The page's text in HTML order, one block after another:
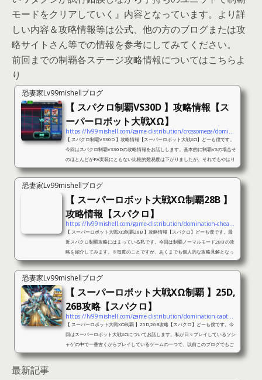
モードをクリアしていく』内容となっています。より詳
しい内容＆攻略情報等は公式、他の方のブログまたは攻
略サイトさん等での情報を参考にしてみてください。
前回までの制覇各ステージ攻略情報についてはこちらよ
り
恐妻家Lv99mishellブログ
【 スパクロ制覇VS30D 】攻略情報【ス
ーパーロボット大戦XΩ】
https://lv99mishell.com/game-distribution/crossomega/domination-vs30d-cheats
【 スパクロ制覇VS30D 】攻略情報【スーパーロボット大戦XΩ】どーも僕です。
今回はスパクロ制覇VS30Dの攻略情報をお話しします。基本的に制覇VSの場合そ
のほとんどがPA実装にともない比較的難易度は下がりましたが、それでもやはり
後半のステージはいまだクリアが厳しい状況となっていると言えると思います。
そこで今回はVS30Dを攻略すべく試行錯誤してみましたので、ご紹介します。例
によって私の所持ユニット等での情報ですので、これで誰でも簡単にクリアでき
るということではありませんが、未クリアの方が少しでもヒントになれば幸...
恐妻家Lv99mishellブログ
【 スーパーロボット大戦XΩ制覇28B 】
攻略情報【スパクロ】
https://lv99mishell.com/game-distribution/domination-cheats-28b
【 スーパーロボット大戦XΩ制覇28B 】攻略情報【スパクロ】どーも僕です。最
近スパクロ制覇攻略にはまっている私です。今回は制覇ノーマルモード28B の攻
略を紹介してみます。※毎度のことですが、あくまでも個人的な攻略見解となっ
ていますので、必ずしも皆さんの環境に適しているわけではありませんのでその
辺はご了承ください。その他、現在「スーパーロボット大戦XΩ」ではイベント
「愛と冥府の戦士」が開催されています。このイベントでは条件を達成すると大
器SSRチケットが手に入るほか、Pエメラルドもイベント報酬として入手でき...
恐妻家Lv99mishellブログ
【 スーパーロボット大戦XΩ制覇 】25D,
26B攻略【スパクロ】
https://lv99mishell.com/game-distribution/domination-capture-25d-26b
【 スーパーロボット大戦XΩ制覇 】25D,26B攻略【スパクロ】どーも僕です。今
回はスーパーロボット大戦XΩについてお話します。私が日々プレイしているソシ
ャゲの中で一番古くからプレイしているゲームの一つで、以前このブログでもご
紹介しましたが、先日たまたま配信したときに丁度制覇モードを攻略していたの
最新記事